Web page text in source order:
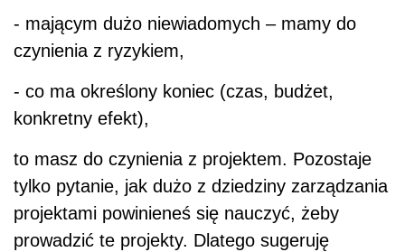
- mającym dużo niewiadomych – mamy do
czynienia z ryzykiem,
- co ma określony koniec (czas, budżet,
konkretny efekt),
to masz do czynienia z projektem. Pozostaje
tylko pytanie, jak dużo z dziedziny zarządzania
projektami powinieneś się nauczyć, żeby
prowadzić te projekty. Dlatego sugeruję